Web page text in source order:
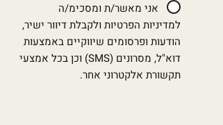
אני מאשר/ת ומסכימ/ה
למדיניות הפרטיות ולקבלת דיוור ישיר,
הודעות ופרסומים שיווקיים באמצעות
דוא"ל, מסרונים (SMS) וכן בכל אמצעי
תקשורת אלקטרוני אחר.